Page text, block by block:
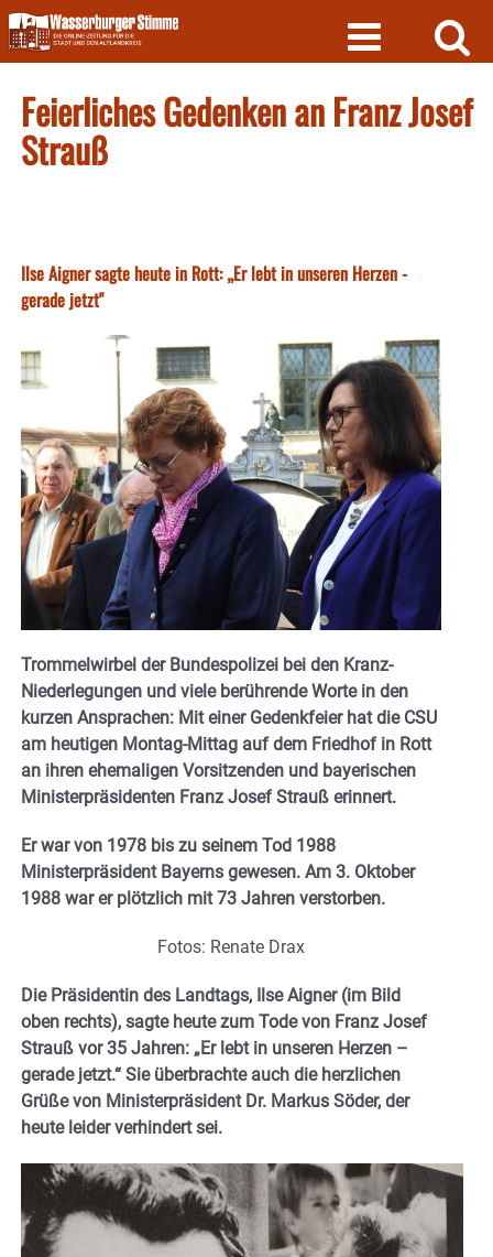
Skip
to
content
Feierliches Gedenken an Franz Josef
Strauß
Ilse Aigner sagte heute in Rott: „Er lebt in unseren Herzen -
gerade jetzt"
Trommelwirbel der Bundespolizei bei den Kranz-
Niederlegungen und viele berührende Worte in den
kurzen Ansprachen: Mit einer Gedenkfeier hat die CSU
am heutigen Montag-Mittag auf dem Friedhof in Rott
an ihren ehemaligen Vorsitzenden und bayerischen
Ministerpräsidenten Franz Josef Strauß erinnert.
Er war von 1978 bis zu seinem Tod 1988
Ministerpräsident Bayerns gewesen. Am 3. Oktober
1988 war er plötzlich mit 73 Jahren verstorben.
Fotos: Renate Drax
Die Präsidentin des Landtags, Ilse Aigner (im Bild
oben rechts), sagte heute zum Tode von Franz Josef
Strauß vor 35 Jahren: „Er lebt in unseren Herzen –
gerade jetzt.“ Sie überbrachte auch die herzlichen
Grüße von Ministerpräsident Dr. Markus Söder, der
heute leider verhindert sei.